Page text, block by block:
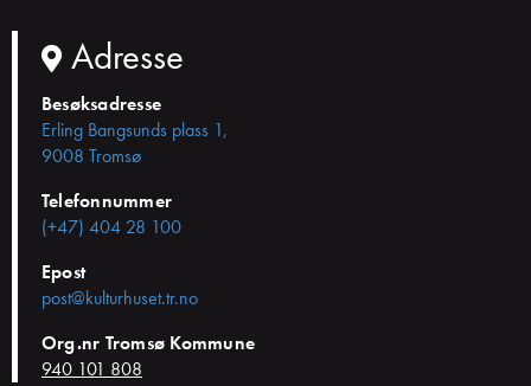
Adresse
Besøksadresse
Erling Bangsunds plass 1,
9008 Tromsø
Telefonnummer
(+47) 404 28 100
Epost
post@kulturhuset.tr.no
Org.nr Tromsø Kommune
940 101 808